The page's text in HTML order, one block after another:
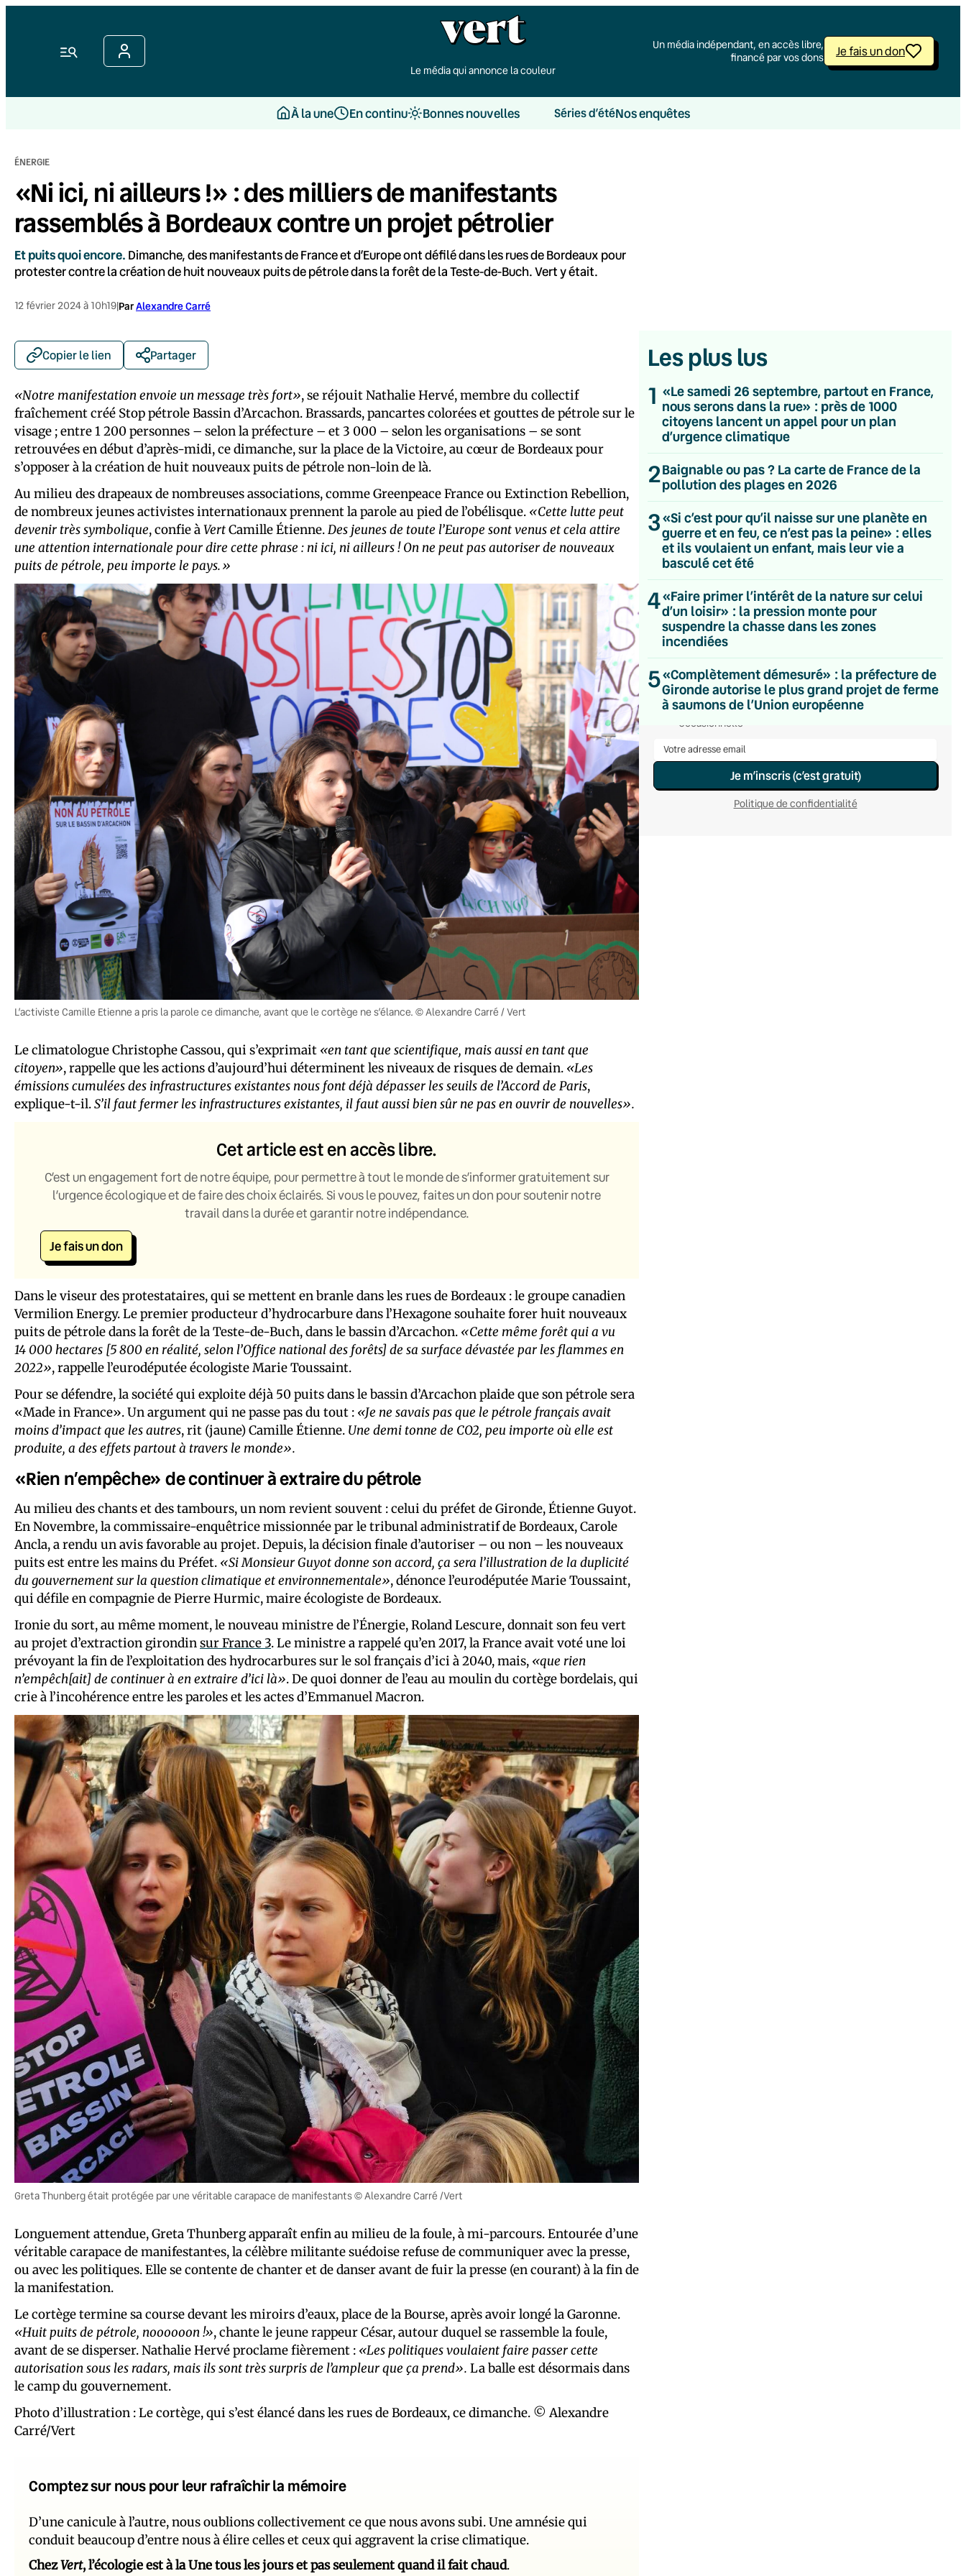
Menu
Le média qui annonce la couleur
Un média indépendant, en accès libre,
financé par vos dons
Je fais un don
À la une En continu Bonnes nouvelles Séries d’étéNos enquêtes
ÉNERGIE
«Ni ici, ni ailleurs !» : des milliers de manifestants
rassemblés à Bordeaux contre un projet pétrolier
Et puits quoi encore. Dimanche, des manifestants de France et d’Europe ont défilé dans les rues de Bordeaux pour
protester contre la création de huit nouveaux puits de pétrole dans la forêt de la Teste-de-Buch. Vert y était.
12 février 2024 à 10h19|ParAlexandre Carré
Copier le lien Partager
«Notre manifestation envoie un message très fort», se réjouit Nathalie Hervé, membre du collectif
fraîchement créé Stop pétrole Bassin d’Arcachon. Brassards, pancartes colorées et gouttes de pétrole sur le
visage ; entre 1 200 personnes – selon la préfecture – et 3 000 – selon les organisations – se sont
retrouvé·es en début d’après-midi, ce dimanche, sur la place de la Victoire, au cœur de Bordeaux pour
s’opposer à la création de huit nouveaux puits de pétrole non-loin de là.
Au milieu des drapeaux de nombreuses associations, comme Greenpeace France ou Extinction Rebellion,
de nombreux jeunes activistes internationaux prennent la parole au pied de l’obélisque. «Cette lutte peut
devenir très symbolique, confie àVertCamille Étienne.Des jeunes de toute l’Europe sont venus et cela attire
une attention internationale pour dire cette phrase : ni ici, ni ailleurs ! On ne peut pas autoriser de nouveaux
puits de pétrole, peu importe le pays.»
L’activiste Camille Etienne a pris la parole ce dimanche, avant que le cortège ne s’élance. © Alexandre Carré / Vert
Le climatologue Christophe Cassou, qui s’exprimait «en tant que scientifique, mais aussi en tant que
citoyen», rappelle que les actions d’aujourd’hui déterminent les niveaux de risques de demain. «Les
émissions cumulées des infrastructures existantes nous font déjà dépasser les seuils de l’Accord de Paris,
explique-t-il.S’il faut fermer les infrastructures existantes, il faut aussi bien sûr ne pas en ouvrir de nouvelles».
Cet article est en accès libre.
C’est un engagement fort de notre équipe, pour permettre à tout le monde de s’informer gratuitement sur
l’urgence écologique et de faire des choix éclairés. Si vous le pouvez, faites un don pour soutenir notre
travail dans la durée et garantir notre indépendance.
Je fais un don
Dans le viseur des protestataires, qui se mettent en branle dans les rues de Bordeaux : le groupe canadien
Vermilion Energy. Le premier producteur d’hydrocarbure dans l’Hexagone souhaite forer huit nouveaux
puits de pétrole dans la forêt de la Teste-de-Buch, dans le bassin d’Arcachon. «Cette même forêt qui a vu
14 000 hectares [5 800 en réalité, selon l’Office national des forêts] de sa surface dévastée par les flammes en
2022», rappelle l’eurodéputée écologiste Marie Toussaint.
Pour se défendre, la société qui exploite déjà 50 puits dans le bassin d’Arcachon plaide que son pétrole sera
«Made in France». Un argument qui ne passe pas du tout : «Je ne savais pas que le pétrole français avait
moins d’impact que les autres, rit (jaune) Camille Étienne. Une demi tonne de CO2, peu importe où elle est
produite, a des effets partout à travers le monde».
«Rien n’empêche» de continuer à extraire du pétrole
Au milieu des chants et des tambours, un nom revient souvent : celui du préfet de Gironde, Étienne Guyot.
En Novembre, la commissaire-enquêtrice missionnée par le tribunal administratif de Bordeaux, Carole
Ancla, a rendu un avis favorable au projet. Depuis, la décision finale d’autoriser – ou non – les nouveaux
puits est entre les mains du Préfet. «Si Monsieur Guyot donne son accord, ça sera l’illustration de la duplicité
du gouvernement sur la question climatique et environnementale», dénonce l’eurodéputée Marie Toussaint,
qui défile en compagnie de Pierre Hurmic, maire écologiste de Bordeaux.
Ironie du sort, au même moment, le nouveau ministre de l’Énergie, Roland Lescure, donnait son feu vert
au projet d’extraction girondinsur France 3. Le ministre a rappelé qu’en 2017, la France avait voté une loi
prévoyant la fin de l’exploitation des hydrocarbures sur le sol français d’ici à 2040, mais, «que rien
n’empêch[ait] de continuer à en extraire d’ici là». De quoi donner de l’eau au moulin du cortège bordelais, qui
crie à l’incohérence entre les paroles et les actes d’Emmanuel Macron.
Greta Thunberg était protégée par une véritable carapace de manifestants © Alexandre Carré /Vert
Longuement attendue, Greta Thunberg apparaît enfin au milieu de la foule, à mi-parcours. Entourée d’une
véritable carapace de manifestant·es, la célèbre militante suédoise refuse de communiquer avec la presse,
ou avec les politiques. Elle se contente de chanter et de danser avant de fuir la presse (en courant) à la fin de
la manifestation.
Le cortège termine sa course devant les miroirs d’eaux, place de la Bourse, après avoir longé la Garonne.
«Huit puits de pétrole, noooooon !», chante le jeune rappeur César, autour duquel se rassemble la foule,
avant de se disperser. Nathalie Hervé proclame fièrement : «Les politiques voulaient faire passer cette
autorisation sous les radars, mais ils sont très surpris de l’ampleur que ça prend». La balle est désormais dans
le camp du gouvernement.
Photo d’illustration : Le cortège, qui s’est élancé dans les rues de Bordeaux, ce dimanche. © Alexandre
Carré/Vert
Comptez sur nous pour leur rafraîchir la mémoire
D’une canicule à l’autre, nous oublions collectivement ce que nous avons subi. Une amnésie qui
conduit beaucoup d’entre nous à élire celles et ceux qui aggravent la crise climatique.
ChezVert, l’écologie est à la Une tous les jours et pas seulement quand il fait chaud.
Les plus lus
1 «Le samedi 26 septembre, partout en France,
nous serons dans la rue» : près de 1000
citoyens lancent un appel pour un plan
d’urgence climatique
2Baignable ou pas ? La carte de France de la
pollution des plages en 2026
3«Si c’est pour qu’il naisse sur une planète en
guerre et en feu, ce n’est pas la peine» : elles
et ils voulaient un enfant, mais leur vie a
basculé cet été
4«Faire primer l’intérêt de la nature sur celui
d’un loisir» : la pression monte pour
suspendre la chasse dans les zones
incendiées
5«Complètement démesuré» : la préfecture de
Gironde autorise le plus grand projet de ferme
à saumons de l’Union européenne
💌 Inscrivez-vous à nos newsletters
Quotidienne
Du lundi au vendredi
Le samedi
Chaleurs Actuelles
Une fois par mois
C’était Mieux Après
Occasionnelle
Je m’inscris (c’est gratuit)
Politique de confidentialité